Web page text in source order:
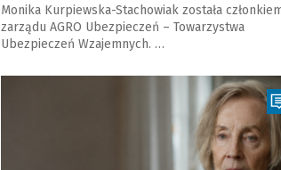
Monika Kurpiewska-Stachowiak została
zarządu AGRO Ubezpieczeń – Towarzystwa
Ubezpieczeń Wzajemnych. …
a